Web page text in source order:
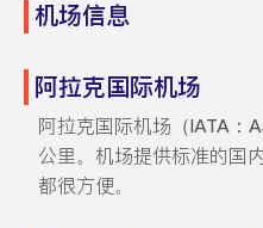
机场信息
阿拉克国际机场
阿拉克国际机场（IATA：
公里。机场提供标准的国
都很方便。